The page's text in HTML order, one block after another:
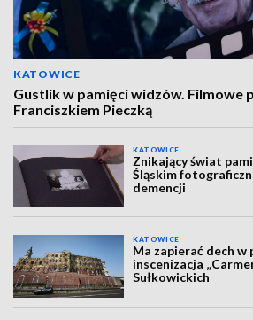
KATOWICE
Gustlik w pamięci widzów. Filmowe
Franciszkiem Pieczką
KATOWICE
Znikający świat
Śląskim
demencji
KATOWICE
Ma zapierać dech w
inscenizacja
Sułkowickich